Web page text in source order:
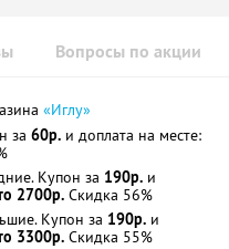
Вопросы по акции
«Иглу»
за 60р. и доплата на месте:
Купон за 190р. и
2700р. Скидка 56%
Купон за 190р. и
3300р. Скидка 55%